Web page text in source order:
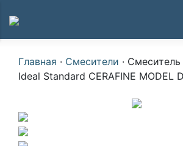
Главная · Смесители ·
Ideal Standard CERAFINE MODEL